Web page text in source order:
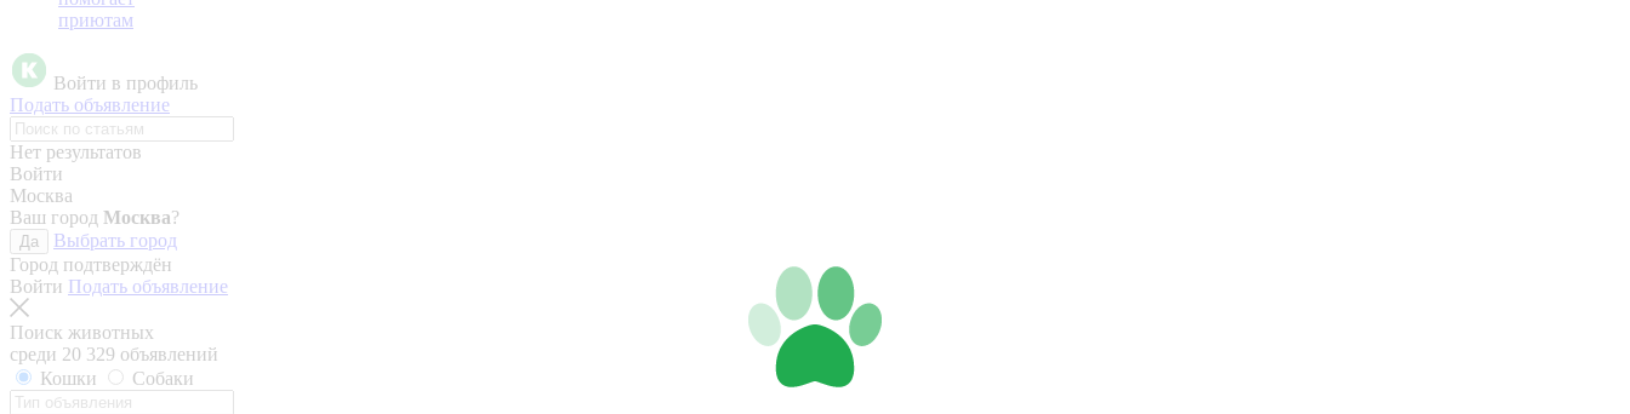
приютам
Войти в профиль
Подать объявление
Нет результатов
Войти
Москва
Ваш город Москва?
Да
Выбрать город
Город подтверждён
Войти Подать объявление
Поиск животных
среди 20 329 объявлений
Кошки
Собаки